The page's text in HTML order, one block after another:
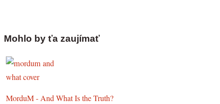
Mohlo by ťa zaujímať
MorduM - And What Is the Truth?